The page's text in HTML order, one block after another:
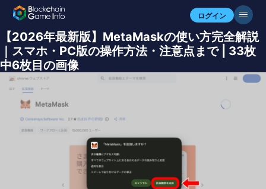
ログイン
【2026年最新版】MetaMaskの使い方完全解説
｜スマホ・PC版の操作方法・注意点まで | 33枚
中6枚目の画像